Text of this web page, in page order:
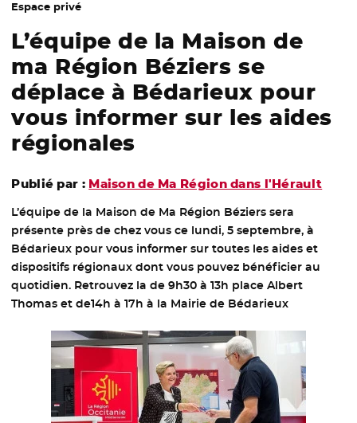
Espace privé
L’équipe de la Maison de
ma Région Béziers se
déplace à Bédarieux pour
vous informer sur les aides
régionales
Publié par : Maison de Ma Région dans l'Hérault
L’équipe de la Maison de Ma Région Béziers sera
présente près de chez vous ce lundi,5 septembre, à
Bédarieux pour vous informer sur toutes les aides et
dispositifs régionaux dont vous pouvez bénéficier au
quotidien. Retrouvez la de 9h30 à 13h place Albert
Thomas et de14h à 17h à la Mairie de Bédarieux